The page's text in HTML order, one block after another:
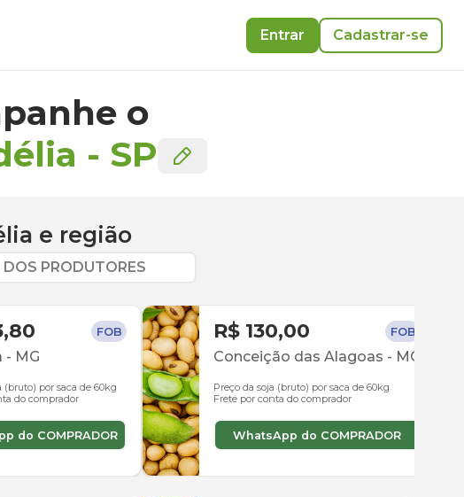
Entrar Cadastrar-se
o
- SP
e região
DOS PRODUTORES
FOB
- MG
(bruto) por saca de 60kg
do comprador
do COMPRADOR
R$ 130,00 FOB
Conceição das Alagoas - MG
Preço da soja (bruto) por saca de 60kg
Frete por conta do comprador
WhatsApp do COMPRADOR